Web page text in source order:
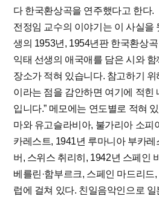
다 한국환상곡을 연주했다고 한다.
전정임 교수의 이야기는 이 사실을
생의 1953년, 1954년판 한국환상
익태 선생의 애국애를 담은 시와
장소가 적혀 있습니다. 참고하기
이라는 점을 감안하면 여기에 적힌
입니다.” 메모에는 연도별로 적혀
마와 유고슬라비아, 불가리아 소피
카레스트, 1941년 루마니아 부카레
버, 스위스 취리히, 1942년 스페인
베를린·함부르크, 스페인 마드리드
럽에 걸쳐 있다. 친일음악인으로